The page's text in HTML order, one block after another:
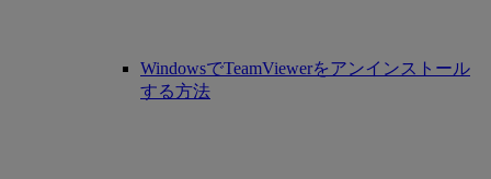
WindowsでTeamViewerをアンインストール
する方法